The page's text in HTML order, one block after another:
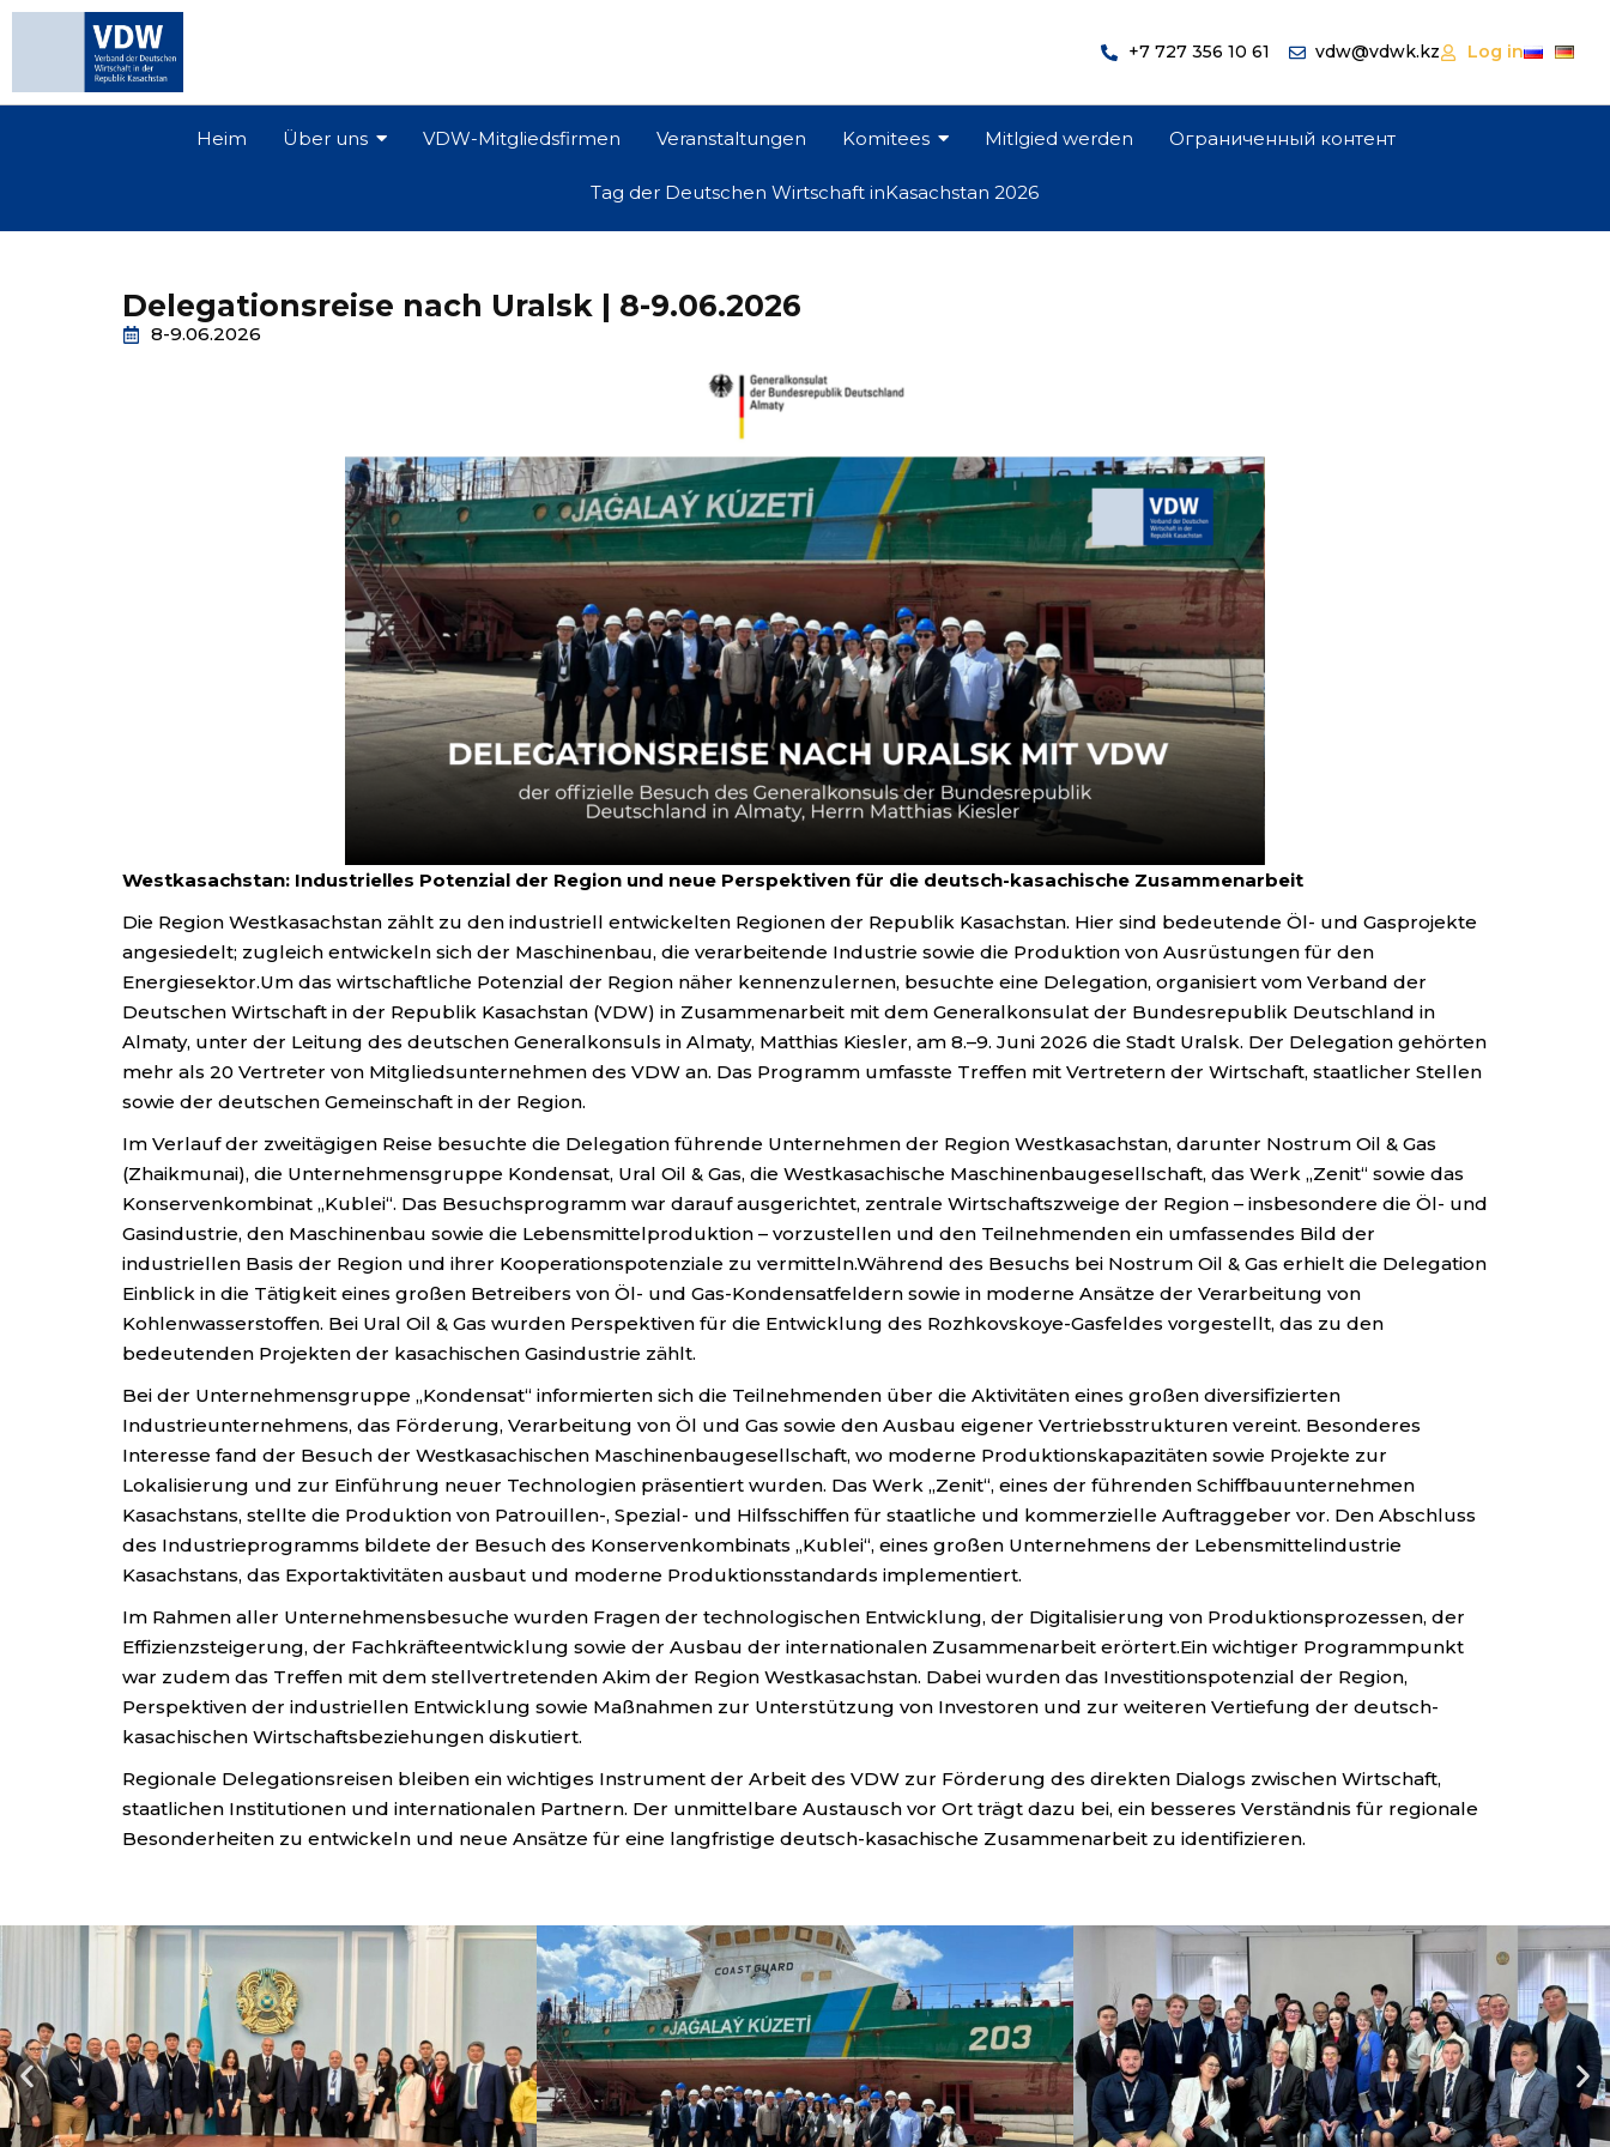
+7 727 356 10 61 vdw@vdwk.kz Log in
Heim Über uns VDW-Mitgliedsfirmen Veranstaltungen Komitees Mitlgied werden Ограниченный контент
Tag der Deutschen Wirtschaft inKasachstan 2026
Delegationsreise nach Uralsk | 8-9.06.2026
8-9.06.2026
Westkasachstan: Industrielles Potenzial der Region und neue Perspektiven für die deutsch-kasachische Zusammenarbeit
Die Region Westkasachstan zählt zu den industriell entwickelten Regionen der Republik Kasachstan. Hier sind bedeutende Öl- und Gasprojekte
angesiedelt; zugleich entwickeln sich der Maschinenbau, die verarbeitende Industrie sowie die Produktion von Ausrüstungen für den
Energiesektor.Um das wirtschaftliche Potenzial der Region näher kennenzulernen, besuchte eine Delegation, organisiert vom Verband der
Deutschen Wirtschaft in der Republik Kasachstan (VDW) in Zusammenarbeit mit dem Generalkonsulat der Bundesrepublik Deutschland in
Almaty, unter der Leitung des deutschen Generalkonsuls in Almaty, Matthias Kiesler, am 8.–9. Juni 2026 die Stadt Uralsk. Der Delegation gehörten
mehr als 20 Vertreter von Mitgliedsunternehmen des VDW an. Das Programm umfasste Treffen mit Vertretern der Wirtschaft, staatlicher Stellen
sowie der deutschen Gemeinschaft in der Region.
Im Verlauf der zweitägigen Reise besuchte die Delegation führende Unternehmen der Region Westkasachstan, darunter Nostrum Oil & Gas
(Zhaikmunai), die Unternehmensgruppe Kondensat, Ural Oil & Gas, die Westkasachische Maschinenbaugesellschaft, das Werk „Zenit“ sowie das
Konservenkombinat „Kublei“. Das Besuchsprogramm war darauf ausgerichtet, zentrale Wirtschaftszweige der Region – insbesondere die Öl- und
Gasindustrie, den Maschinenbau sowie die Lebensmittelproduktion – vorzustellen und den Teilnehmenden ein umfassendes Bild der
industriellen Basis der Region und ihrer Kooperationspotenziale zu vermitteln.Während des Besuchs bei Nostrum Oil & Gas erhielt die Delegation
Einblick in die Tätigkeit eines großen Betreibers von Öl- und Gas-Kondensatfeldern sowie in moderne Ansätze der Verarbeitung von
Kohlenwasserstoffen. Bei Ural Oil & Gas wurden Perspektiven für die Entwicklung des Rozhkovskoye-Gasfeldes vorgestellt, das zu den
bedeutenden Projekten der kasachischen Gasindustrie zählt.
Bei der Unternehmensgruppe „Kondensat“ informierten sich die Teilnehmenden über die Aktivitäten eines großen diversifizierten
Industrieunternehmens, das Förderung, Verarbeitung von Öl und Gas sowie den Ausbau eigener Vertriebsstrukturen vereint. Besonderes
Interesse fand der Besuch der Westkasachischen Maschinenbaugesellschaft, wo moderne Produktionskapazitäten sowie Projekte zur
Lokalisierung und zur Einführung neuer Technologien präsentiert wurden. Das Werk „Zenit“, eines der führenden Schiffbauunternehmen
Kasachstans, stellte die Produktion von Patrouillen-, Spezial- und Hilfsschiffen für staatliche und kommerzielle Auftraggeber vor. Den Abschluss
des Industrieprogramms bildete der Besuch des Konservenkombinats „Kublei“, eines großen Unternehmens der Lebensmittelindustrie
Kasachstans, das Exportaktivitäten ausbaut und moderne Produktionsstandards implementiert.
Im Rahmen aller Unternehmensbesuche wurden Fragen der technologischen Entwicklung, der Digitalisierung von Produktionsprozessen, der
Effizienzsteigerung, der Fachkräfteentwicklung sowie der Ausbau der internationalen Zusammenarbeit erörtert.Ein wichtiger Programmpunkt
war zudem das Treffen mit dem stellvertretenden Akim der Region Westkasachstan. Dabei wurden das Investitionspotenzial der Region,
Perspektiven der industriellen Entwicklung sowie Maßnahmen zur Unterstützung von Investoren und zur weiteren Vertiefung der deutsch-
kasachischen Wirtschaftsbeziehungen diskutiert.
Regionale Delegationsreisen bleiben ein wichtiges Instrument der Arbeit des VDW zur Förderung des direkten Dialogs zwischen Wirtschaft,
staatlichen Institutionen und internationalen Partnern. Der unmittelbare Austausch vor Ort trägt dazu bei, ein besseres Verständnis für regionale
Besonderheiten zu entwickeln und neue Ansätze für eine langfristige deutsch-kasachische Zusammenarbeit zu identifizieren.